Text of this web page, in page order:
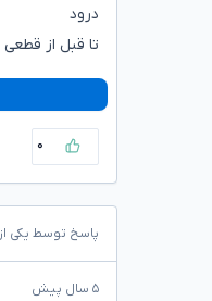
درود
تا قبل از
۰
پاسخ توسط یکی از
۵ سال پیش